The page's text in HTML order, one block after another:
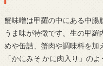
蟹味噌は甲羅の中にある中腸
うま味が特徴です。生の甲
めや缶詰、蟹肉や調味料を加
「かにみそ かに肉入り」の